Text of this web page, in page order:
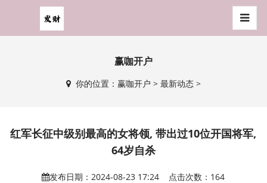
赢咖开户
你的位置： 赢咖开户 > 最新动态>
红军长征中级别最高的女将领, 带出过10位开国将军,
64岁自杀
发布日期：2024-08-23 17:24 点击次数：164